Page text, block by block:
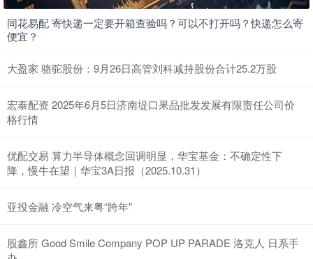
同花易配 寄快递一定要开箱查验吗？可以不打开吗？快递怎么寄
便宜？
大盈家 骆驼股份：9月26日高管刘科减持股份合计25.2万股
宏泰配资 2025年6月5日济南堤口果品批发发展有限责任公司价
格行情
优配交易 算力半导体概念回调明显，华宝基金：不确定性下
降，慢牛在望｜华宝3A日报（2025.10.31）
亚投金融 冷空气来粤“跨年”
股鑫所 Good Smile Company POP UP PARADE 洛克人 日系手